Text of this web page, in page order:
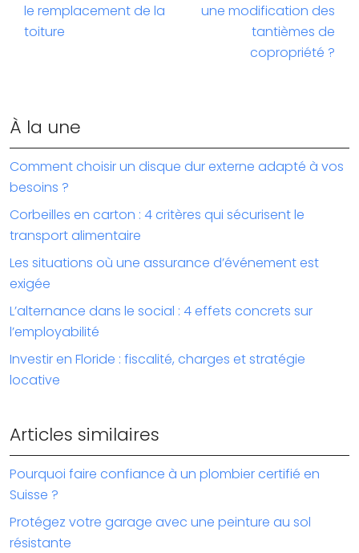
le remplacement de la
toiture
une modification des
tantièmes de
copropriété ?
À la une
Comment choisir un disque dur externe adapté à vos
besoins ?
Corbeilles en carton : 4 critères qui sécurisent le
transport alimentaire
Les situations où une assurance d’événement est
exigée
L’alternance dans le social : 4 effets concrets sur
l’employabilité
Investir en Floride : fiscalité, charges et stratégie
locative
Articles similaires
Pourquoi faire confiance à un plombier certifié en
Suisse ?
Protégez votre garage avec une peinture au sol
résistante